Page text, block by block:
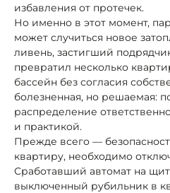
избавления от протечек.
Но именно в этот момент,
может случиться новое
ливень, застигший
превратил несколько
бассейн без согласия
болезненная, но решаемая:
распределение
и практикой.
Прежде всего —
квартиру, необходимо
Сработавший автомат на
выключенный рубильник в